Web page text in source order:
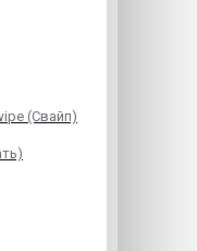
(Свайп)